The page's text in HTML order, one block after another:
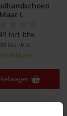
Maat L
Incl. btw
Excl. btw